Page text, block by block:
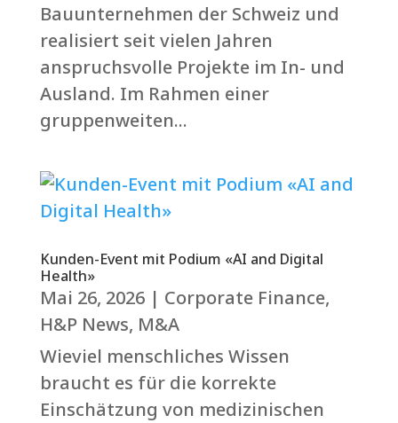
Bauunternehmen der Schweiz und
realisiert seit vielen Jahren
anspruchsvolle Projekte im In- und
Ausland. Im Rahmen einer
gruppenweiten...
Kunden-Event mit Podium «AI and Digital
Health»
Mai 26, 2026| Corporate Finance,
H&P News, M&A
Wieviel menschliches Wissen
braucht es für die korrekte
Einschätzung von medizinischen